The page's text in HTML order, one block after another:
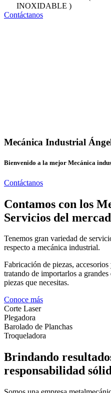
INOXIDABLE )
Contáctanos
Mecánica Industrial
Bienvenido a la mejor Mecánica
Contáctanos
Contamos con los
Servicios del
Tenemos gran variedad de
respecto a mecánica industrial.
Fabricación de piezas,
tratando de importarlos a
piezas que necesitas.
Conoce más
Corte Laser
Plegadora
Barolado de Planchas
Troqueladora
Brindando
responsabilidad